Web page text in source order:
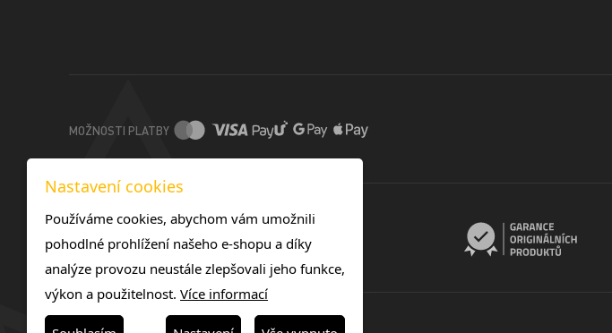
MOŽNOSTI PLATBY
Nastavení cookies
Používáme cookies, abychom vám umožnili
pohodlné prohlížení našeho e-shopu a díky
analýze provozu neustále zlepšovali jeho funkce,
výkon a použitelnost. Více informací